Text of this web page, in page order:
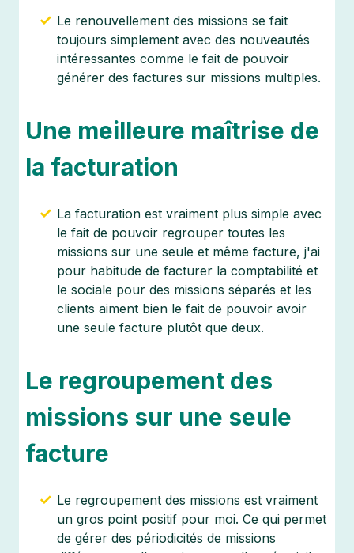
Le renouvellement des missions se fait
toujours simplement avec des nouveautés
intéressantes comme le fait de pouvoir
générer des factures sur missions multiples.
Une meilleure maîtrise de
la facturation
La facturation est vraiment plus simple avec
le fait de pouvoir regrouper toutes les
missions sur une seule et même facture, j'ai
pour habitude de facturer la comptabilité et
le sociale pour des missions séparés et les
clients aiment bien le fait de pouvoir avoir
une seule facture plutôt que deux.
Le regroupement des
missions sur une seule
facture
Le regroupement des missions est vraiment
un gros point positif pour moi. Ce qui permet
de gérer des périodicités de missions